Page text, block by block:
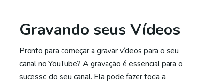
Gravando seus Vídeos
Pronto para começar a gravar vídeos para o seu
canal no YouTube? A gravação é essencial para o
sucesso do seu canal. Ela pode fazer toda a